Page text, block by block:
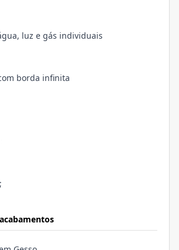
luz e gás individuais
borda infinita